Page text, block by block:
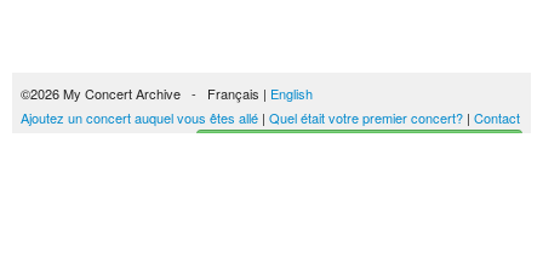
©2026 My Concert Archive - Français | English
Ajoutez un concert auquel vous êtes allé | Quel était votre premier concert? | Contact